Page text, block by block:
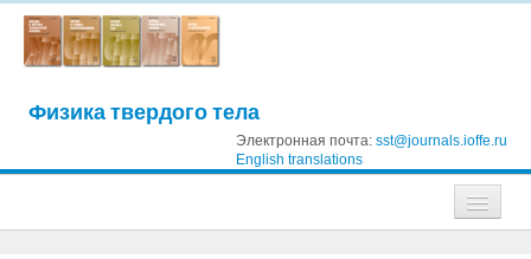
Физика твердого тела
Электронная почта: sst@journals.ioffe.ru
English translations